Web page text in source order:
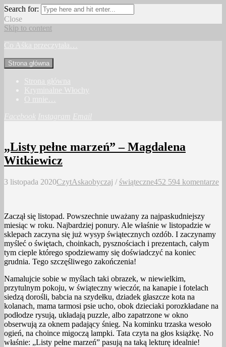
Search for:
Close
Skip to content
Co Aśka przeczytała…
Strona główna
Strona główna
Kryminalne Włochy
O mnie…
Facebook Instagram Email
„Listy pełne marzeń” – Magdalena
Witkiewicz
3 listopada 2020CzytAskaobyczaj /świąteczne452 594 komentarze
Zaczął się listopad. Powszechnie uważany za najpaskudniejszy
miesiąc w roku. Najbardziej ponury. Ale właśnie w listopadzie w
sklepach zaczyna się już wysyp świątecznych ozdób. I zaczynamy
myśleć o świętach, choinkach, pysznościach i prezentach, całym
tym cieple którego spodziewamy się doświadczyć na koniec
grudnia. Tego szczęśliwego zakończenia!
Namalujcie sobie w myślach taki obrazek, w niewielkim,
przytulnym pokoju, w świąteczny wieczór, na kanapie i fotelach
siedzą dorośli, babcia na szydełku, dziadek głaszcze kota na
kolanach, mama tarmosi psie ucho, obok dzieciaki porozkładane na
podłodze rysują, układają puzzle, albo zapatrzone w okno
obserwują za oknem padający śnieg. Na kominku trzaska wesoło
ogień, na choince migoczą lampki. Tata czyta na głos książkę. No
właśnie: „Listy pełne marzeń” pasują na taką lekturę idealnie!